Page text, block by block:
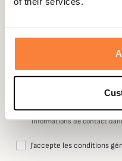
Vous pouvez vous désinscrire à
informations de contact
J'accepte les conditions